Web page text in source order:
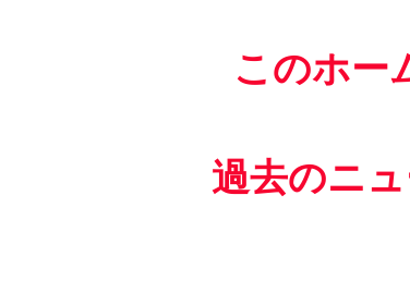
このホー
過去のニ